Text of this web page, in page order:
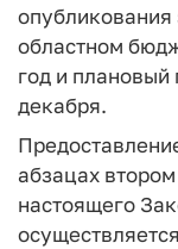
областном
год и плановый
декабря.
абзацах втором
настоящего